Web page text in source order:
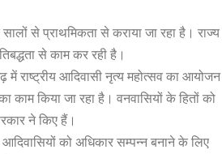
से प्राथमिकता से कराया जा रहा है। राज्य
से काम कर रही है।
में राष्ट्रीय आदिवासी नृत्य महोत्सव का आयोजन
काम किया जा रहा है। वनवासियों के हितों को
ने किए हैं।
को अधिकार सम्पन्न बनाने के लिए